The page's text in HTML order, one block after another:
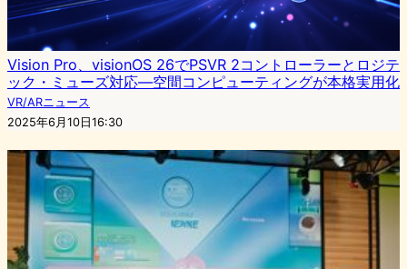
Vision Pro、visionOS 26でPSVR 2コントローラーとロジテ
ック・ミューズ対応—空間コンピューティングが本格実用化
VR/ARニュース
2025年6月10日16:30